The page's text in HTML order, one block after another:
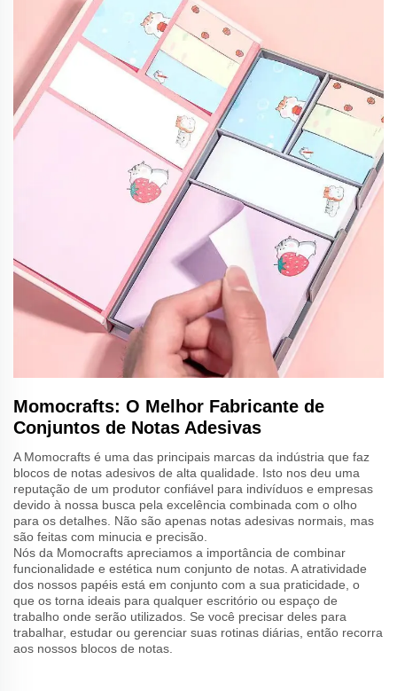
Momocrafts: O Melhor Fabricante de
Conjuntos de Notas Adesivas
A Momocrafts é uma das principais marcas da indústria que faz
blocos de notas adesivos de alta qualidade. Isto nos deu uma
reputação de um produtor confiável para indivíduos e empresas
devido à nossa busca pela excelência combinada com o olho
para os detalhes. Não são apenas notas adesivas normais, mas
são feitas com minucia e precisão.
Nós da Momocrafts apreciamos a importância de combinar
funcionalidade e estética num conjunto de notas. A atratividade
dos nossos papéis está em conjunto com a sua praticidade, o
que os torna ideais para qualquer escritório ou espaço de
trabalho onde serão utilizados. Se você precisar deles para
trabalhar, estudar ou gerenciar suas rotinas diárias, então recorra
aos nossos blocos de notas.